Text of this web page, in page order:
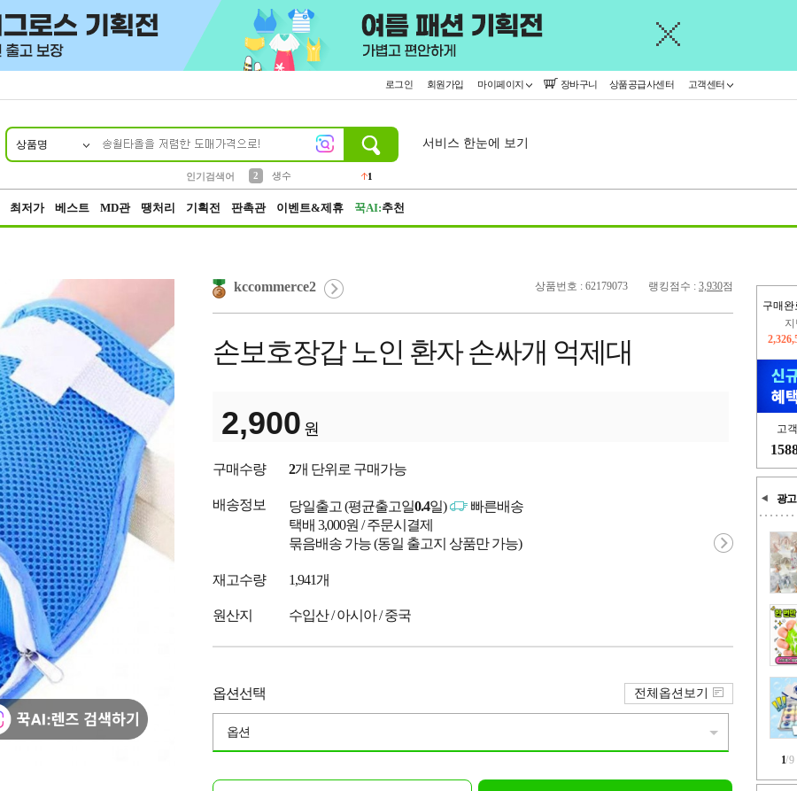
로그인 회원가입 마이페이지 장바구니 상품공급사센터 고객센터
상품명
인기검색어
2
생수
1
서비스 한눈에 보기
최저가 베스트 MD관 땡처리 기획전 판촉관 이벤트&제휴 꾹AI:추천
구매완
고
광고
1/9
상품번호 : 62179073 랭킹점수 : 3,930점
kccommerce2
손보호장갑 노인 환자 손싸개 억제대
2,900 원
구매수량 2개 단위로 구매가능
배송정보 당일출고 (평균출고일0.4일)
빠른배송
택배 3,000원 / 주문시결제
묶음배송 가능 (동일 출고지 상품만 가능)
재고수량 1,941개
원산지 수입산 / 아시아 / 중국
옵션선택
옵션
전체옵션보기